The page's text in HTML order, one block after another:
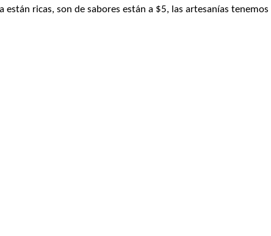
ricas, son de sabores están a $5, las artesanías tenemos